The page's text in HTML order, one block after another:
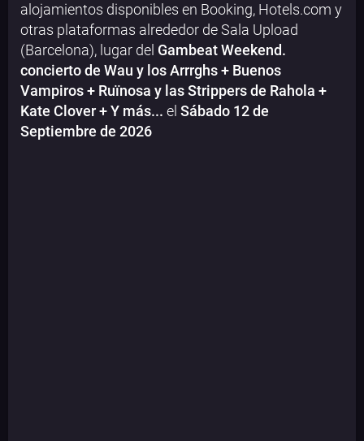
alojamientos disponibles en Booking, Hotels.com y
otras plataformas alrededor de Sala Upload
(Barcelona), lugar del Gambeat Weekend.
concierto de Wau y los Arrrghs + Buenos
Vampiros + Ruïnosa y las Strippers de Rahola +
Kate Clover + Y más... el Sábado 12 de
Septiembre de 2026